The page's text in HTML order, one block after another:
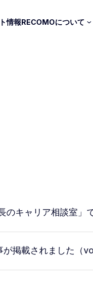
情報RECOMOについて
キャリア相談室」
掲載されました（